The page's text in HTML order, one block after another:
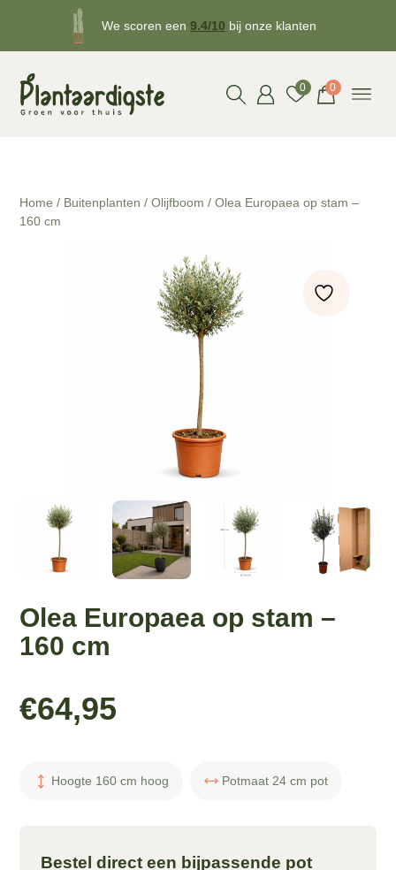
We scoren een 9.4/10 bij onze klanten
0 0
Home / Buitenplanten /Olijfboom / Olea Europaea op stam –
160 cm
Olea Europaea op stam –
160 cm
€64,95
Hoogte 160 cm hoog Potmaat 24 cm pot
Bestel direct een bijpassende pot